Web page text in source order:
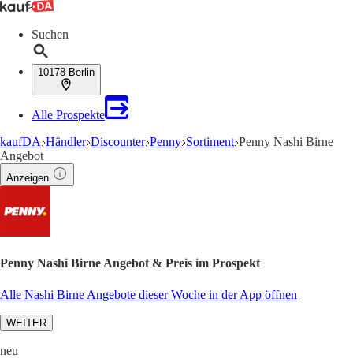
Suchen
10178 Berlin
Alle Prospekte
kaufDA Händler Discounter Penny Sortiment Penny Nashi Birne
Angebot
Anzeigen
Penny Nashi Birne Angebot & Preis im Prospekt
Alle Nashi Birne Angebote dieser Woche in der App öffnen
WEITER
neu